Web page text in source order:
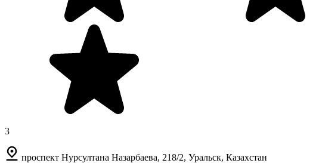
3
проспект Нурсултана Назарбаева, 218/2, Уральск, Казахстан